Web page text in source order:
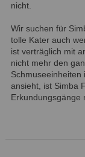
nicht.
Wir suchen für
tolle Kater auch
ist verträglich mit
nicht mehr den
Schmuseeinheiten
ansieht, ist Simba
Erkundungsgänge